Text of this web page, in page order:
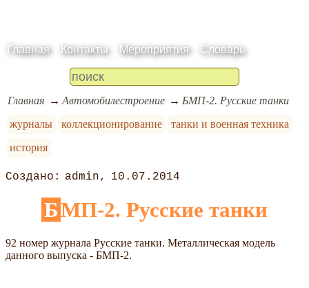
Главная Контакты Мероприятия Словарь
Главная Автомобилестроение
БМП-2. Русские танки
журналы
коллекционирование
танки и военная техника
история
admin 10.07.2014
БМП-2. Русские танки
92 номер журнала Русские танки. Металлическая модель
данного выпуска - БМП-2.